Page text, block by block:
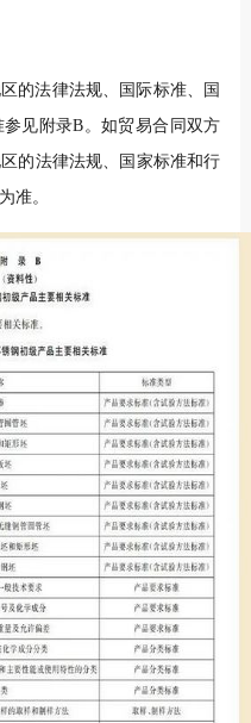
的法律法规、国际标准、国
见附录B。如贸易合同双方
的法律法规、国家标准和行
准。